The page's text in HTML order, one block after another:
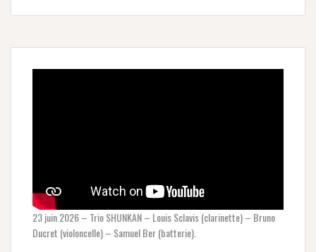
23 juin 2026 – Trio SHUNKAN – Louis Sclavis (clarinette) – Bruno
Ducret (violoncelle) – Samuel Ber (batterie).